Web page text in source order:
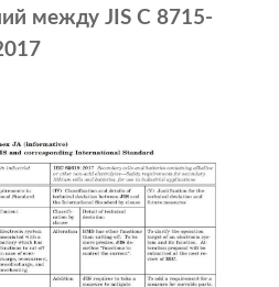
между JIS C 8715-